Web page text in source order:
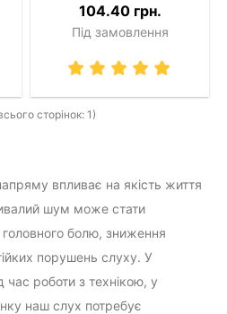
104.40 грн.
Під замовлення
сторінок: 1)
впливає на якість життя
шум може стати
болю, зниження
порушень слуху. У
роботи з технікою, у
наш слух потребує